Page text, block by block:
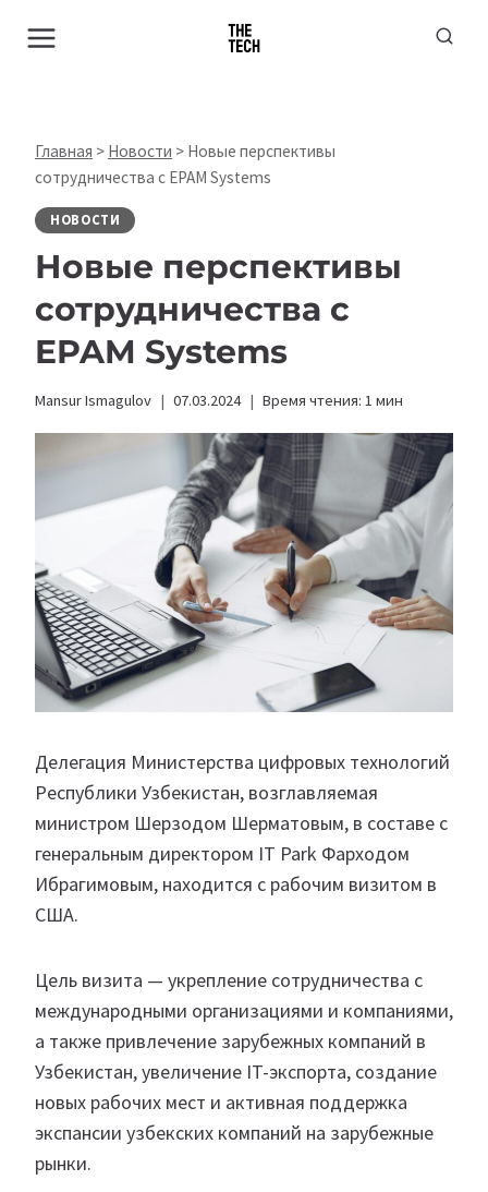
Главная > Новости > Новые перспективы
сотрудничества с EPAM Systems
НОВОСТИ
Новые перспективы
сотрудничества с
EPAM Systems
Mansur Ismagulov 07.03.2024 Время чтения: 1 мин
Делегация Министерства цифровых технологий
Республики Узбекистан, возглавляемая
министром Шерзодом Шерматовым, в составе с
генеральным директором IT Park Фарходом
Ибрагимовым, находится с рабочим визитом в
США.
Цель визита — укрепление сотрудничества с
международными организациями и компаниями,
а также привлечение зарубежных компаний в
Узбекистан, увеличение IT-экспорта, создание
новых рабочих мест и активная поддержка
экспансии узбекских компаний на зарубежные
рынки.